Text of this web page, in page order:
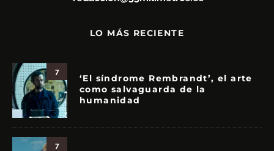
LO MÁS RECIENTE
7
‘El síndrome Rembrandt’, el arte
como salvaguarda de la
humanidad
7